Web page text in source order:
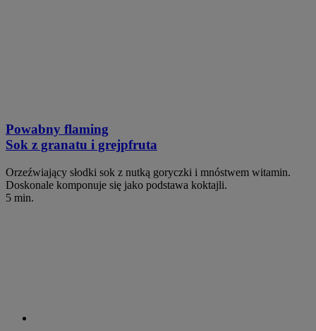
Powabny flaming
Sok z granatu i grejpfruta
Orzeźwiający słodki sok z nutką goryczki i mnóstwem witamin.
Doskonale komponuje się jako podstawa koktajli.
5 min.